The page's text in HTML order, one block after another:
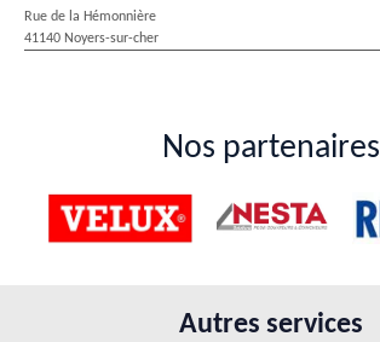
Rue de la Hémonnière
41140 Noyers-sur-cher
Nos partenaires
Autres services